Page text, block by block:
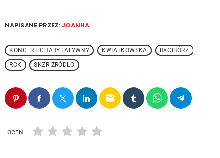
NAPISANE PRZEZ: JOANNA
KONCERT CHARYTATYWNY KWIATKOWSKA RACIBÓRZ
RCK SKZR ŹRÓDŁO
email
OCEŃ